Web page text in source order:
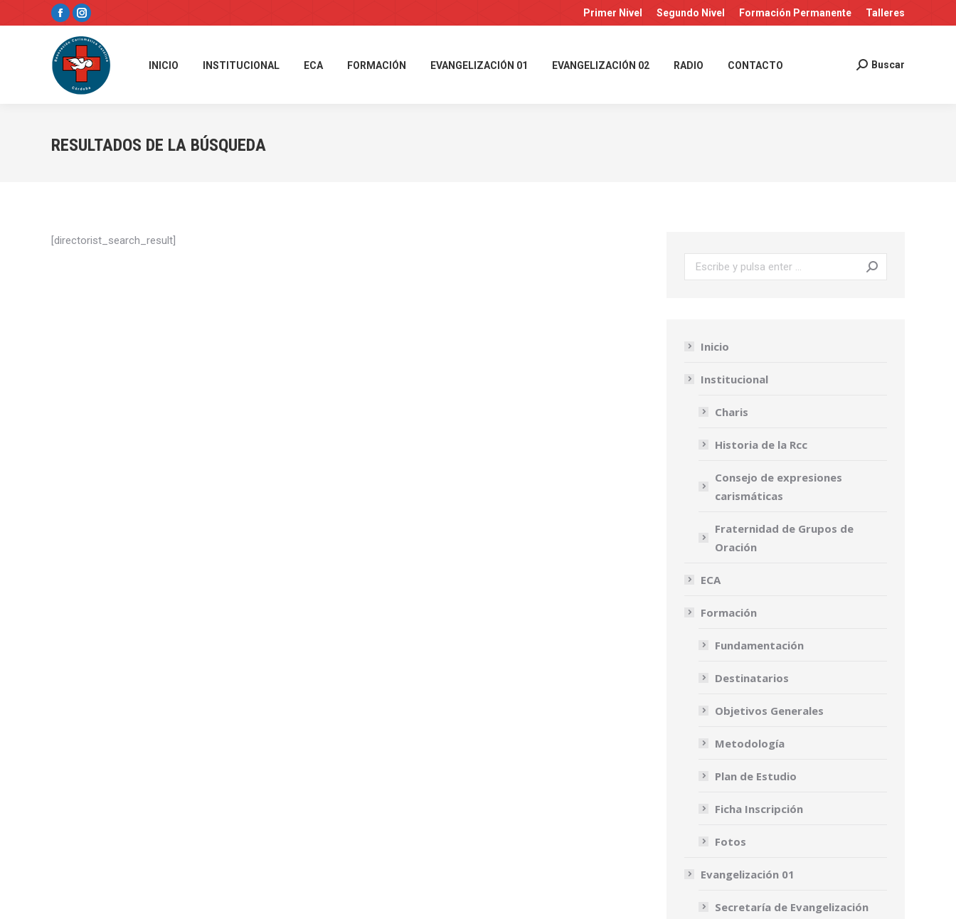
Facebook
page
opens
new
Instagram
page
opens
new
Primer Nivel Segundo Nivel Formación Permanente Talleres
INICIO INSTITUCIONAL ECA FORMACIÓN EVANGELIZACIÓN 01 EVANGELIZACIÓN 02 RADIO CONTACTO Buscar:
Buscar
RESULTADOS DE LA BÚSQUEDA
[directorist_search_result]
Buscar:
Inicio
Institucional
Charis
Historia de la Rcc
Consejo de expresiones
carismáticas
Fraternidad de Grupos de
Oración
ECA
Formación
Fundamentación
Destinatarios
Objetivos Generales
Metodología
Plan de Estudio
Ficha Inscripción
Fotos
Evangelización 01
Secretaría de Evangelización